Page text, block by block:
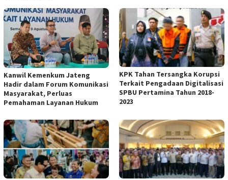
Kanwil Kemenkum Jateng
Hadir dalam Forum Komunikasi
Masyarakat, Perluas
Pemahaman Layanan Hukum
KPK Tahan Tersangka Korupsi
Terkait Pengadaan Digitalisasi
SPBU Pertamina Tahun 2018-
2023